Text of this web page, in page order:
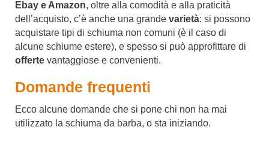
Ebay e Amazon, oltre alla comodità e alla praticità
dell’acquisto, c’è anche una grande varietà: si possono
acquistare tipi di schiuma non comuni (è il caso di
alcune schiume estere), e spesso si può approfittare di
offerte vantaggiose e convenienti.
Domande frequenti
Ecco alcune domande che si pone chi non ha mai
utilizzato la schiuma da barba, o sta iniziando.